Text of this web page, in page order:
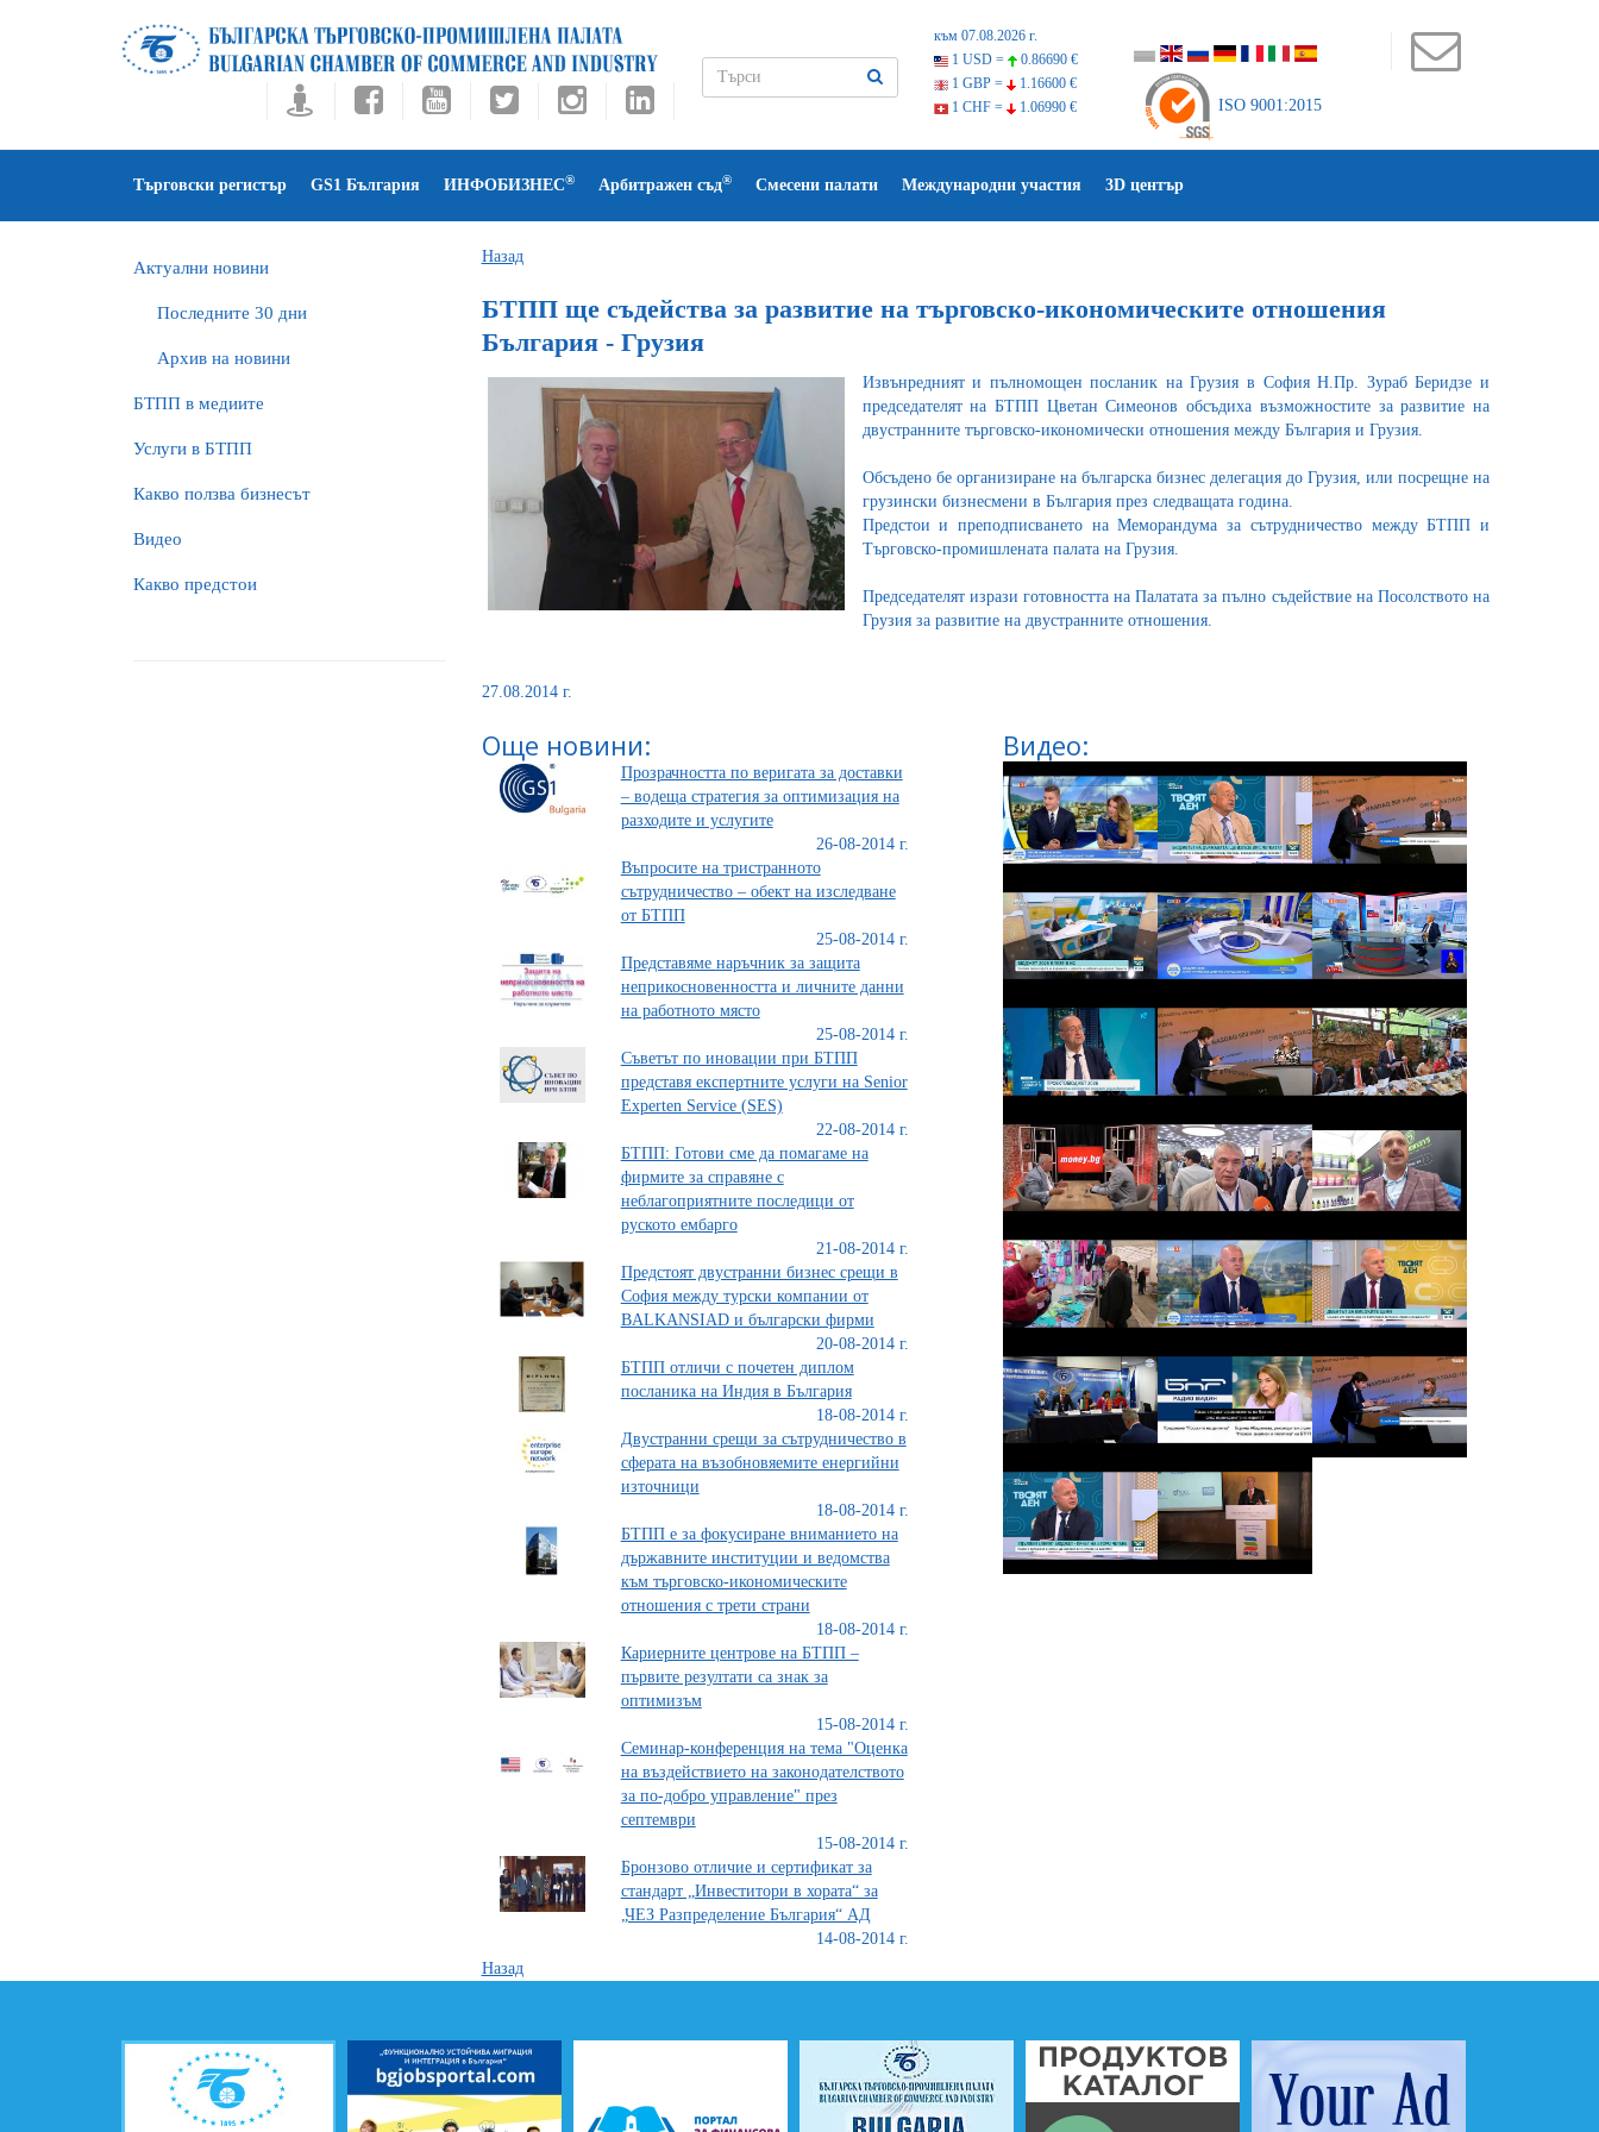
към 07.08.2026 г.
1 USD =
0.86690 €
1 GBP =
1.16600 €
1 CHF =
1.06990 € ISO 9001:2015
Търговски регистър GS1 България ИНФОБИЗНЕС® Арбитражен съд® Смесени палати Международни участия 3D център
Актуални новини
Последните 30 дни
Архив на новини
БTПП в медиите
Услуги в БТПП
Какво ползва бизнесът
Видео
Какво предстои
Назад
БТПП ще съдейства за развитие на търговско-икономическите отношения
България - Грузия
Извънредният и пълномощен посланик на Грузия в София Н.Пр. Зураб Беридзе и
председателят на БТПП Цветан Симеонов обсъдиха възможностите за развитие на
двустранните търговско-икономически отношения между България и Грузия.
Обсъдено бе организиране на българска бизнес делегация до Грузия, или посрещне на
грузински бизнесмени в България през следващата година.
Предстои и преподписването на Меморандума за сътрудничество между БТПП и
Търговско-промишлената палата на Грузия.
Председателят изрази готовността на Палатата за пълно съдействие на Посолството на
Грузия за развитие на двустранните отношения.
27.08.2014 г.
Още новини:
Прозрачността по веригата за доставки
– водеща стратегия за оптимизация на
разходите и услугите
26-08-2014 г.
Въпросите на тристранното
сътрудничество – обект на изследване
от БТПП
25-08-2014 г.
Представяме наръчник за защита
неприкосновенността и личните данни
на работното място
25-08-2014 г.
Съветът по иновации при БТПП
представя експертните услуги на Senior
Experten Service (SES)
22-08-2014 г.
БТПП: Готови сме да помагаме на
фирмите за справяне с
неблагоприятните последици от
руското ембарго
21-08-2014 г.
Предстоят двустранни бизнес срещи в
София между турски компании от
BALKANSIAD и български фирми
20-08-2014 г.
БТПП отличи с почетен диплом
посланика на Индия в България
18-08-2014 г.
Двустранни срещи за сътрудничество в
сферата на възобновяемите енергийни
източници
18-08-2014 г.
БТПП е за фокусиране вниманието на
държавните институции и ведомства
към търговско-икономическите
отношения с трети страни
18-08-2014 г.
Кариерните центрове на БТПП –
първите резултати са знак за
оптимизъм
15-08-2014 г.
Семинар-конференция на тема "Оценка
на въздействието на законодателството
за по-добро управление" през
септември
15-08-2014 г.
Бронзово отличие и сертификат за
стандарт „Инвеститори в хората“ за
„ЧЕЗ Разпределение България“ АД
14-08-2014 г.
Видео:
Назад